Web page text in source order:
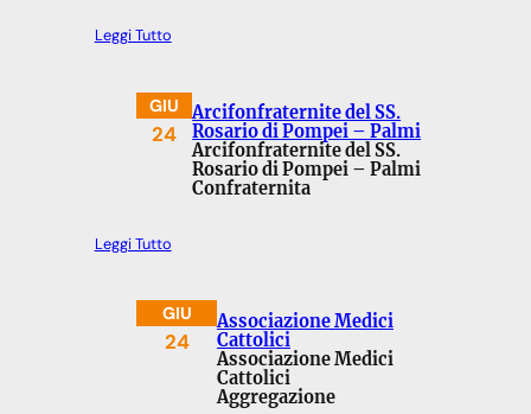
Leggi Tutto
GIU
24
Arcifonfraternite del SS.
Rosario di Pompei – Palmi
Arcifonfraternite del SS.
Rosario di Pompei – Palmi
Confraternita
Leggi Tutto
GIU
24
Associazione Medici
Cattolici
Associazione Medici
Cattolici
Aggregazione